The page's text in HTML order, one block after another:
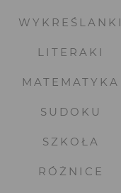
WYKREŚLANKI
LITERAKI
MATEMATYKA
SUDOKU
SZKOŁA
RÓŻNICE